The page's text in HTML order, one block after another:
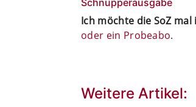
Ich möchte die SoZ
oder ein Probeabo.
Weitere Artikel: